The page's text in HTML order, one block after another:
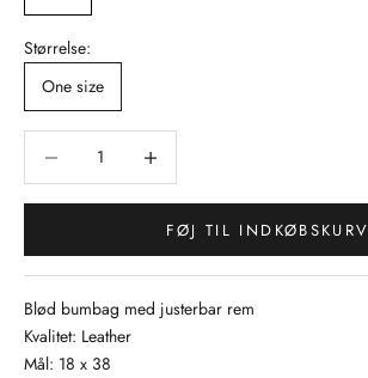
Størrelse:
One size
FØJ TIL INDKØBSKURV
Blød bumbag med justerbar rem
Kvalitet: Leather
Mål: 18 x 38